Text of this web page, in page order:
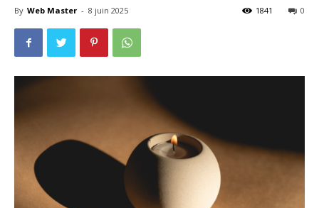
By Web Master - 8 juin 2025 0
1841